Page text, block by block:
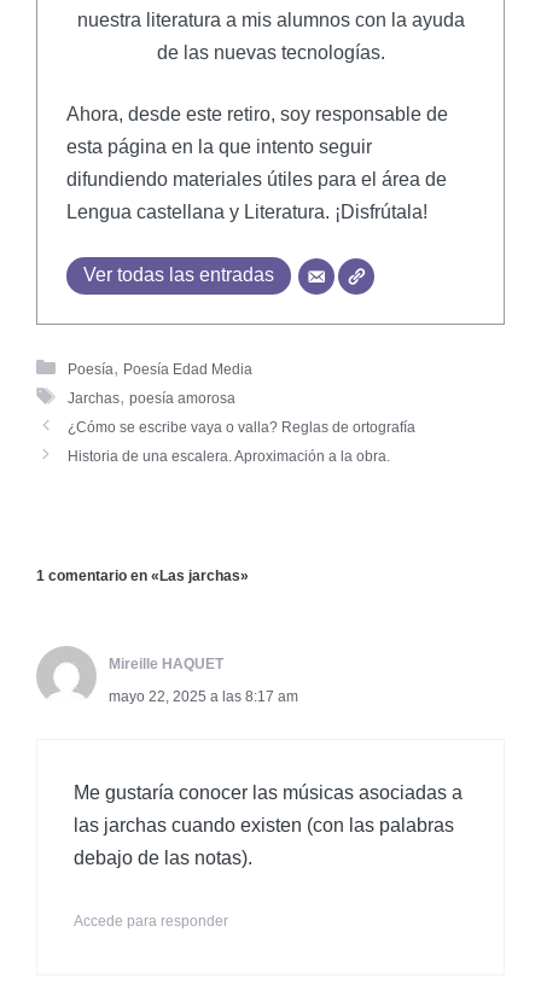
nuestra literatura a mis alumnos con la ayuda
de las nuevas tecnologías.
Ahora, desde este retiro, soy responsable de
esta página en la que intento seguir
difundiendo materiales útiles para el área de
Lengua castellana y Literatura. ¡Disfrútala!
Ver todas las entradas
Poesía, Poesía Edad Media
Jarchas, poesía amorosa
¿Cómo se escribe vaya o valla? Reglas de ortografía
Historia de una escalera. Aproximación a la obra.
1 comentario en «Las jarchas»
Mireille HAQUET
mayo 22, 2025 a las 8:17 am
Me gustaría conocer las músicas asociadas a
las jarchas cuando existen (con las palabras
debajo de las notas).
Accede para responder